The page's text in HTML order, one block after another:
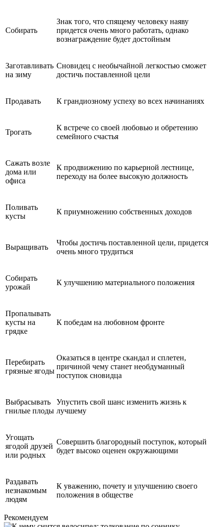
Собирать
Знак того, что спящему человеку наяву
придется очень много работать, однако
вознаграждение будет достойным
Заготавливать
на зиму
Сновидец с необычайной легкостью сможет
достичь поставленной цели
Продавать К грандиозному успеху во всех начинаниях
Трогать
К встрече со своей любовью и обретению
семейного счастья
Сажать возле
дома или
офиса
К продвижению по карьерной лестнице,
переходу на более высокую должность
Поливать
кусты
К приумножению собственных доходов
Выращивать
Чтобы достичь поставленной цели, придется
очень много трудиться
Собирать
урожай
К улучшению материального положения
Пропалывать
кусты на
грядке
К победам на любовном фронте
Перебирать
грязные ягоды
Оказаться в центре скандал и сплетен,
причиной чему станет необдуманный
поступок сновидца
Выбрасывать
гнилые плоды
Упустить свой шанс изменить жизнь к
лучшему
Угощать
ягодой друзей
или родных
Совершить благородный поступок, который
будет высоко оценен окружающими
Раздавать
незнакомым
людям
К уважению, почету и улучшению своего
положения в обществе
Рекомендуем